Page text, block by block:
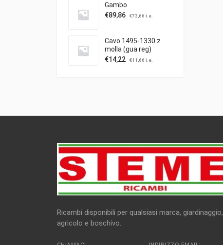
Gambo
€89,86 €73,66 i.e.
Cavo 1495-1330 z
molla (gua reg)
trazione
€14,22 €11,66 i.e.
Ricambi disponibili per qualsiasi marca, giardinaggio,
agricolo e boschivo.